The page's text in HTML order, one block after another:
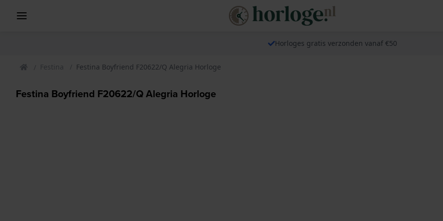
Horloges gratis verzonden vanaf €50
Festina Festina Boyfriend F20622/Q Alegria Horloge
Festina Boyfriend F20622/Q Alegria Horloge